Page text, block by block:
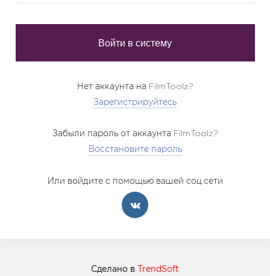
Нет аккаунта на FilmToolz?
Зарегистрируйтесь
Забыли пароль от аккаунта FilmToolz?
Восстановите пароль
Или войдите с помощью вашей соц.сети
Сделано в TrendSoft